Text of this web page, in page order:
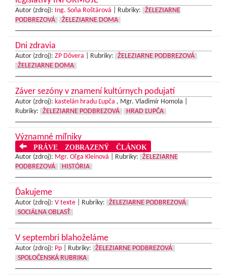
Autor (zdroj): Ing. Soňa Roštárová Rubriky:
ŽELEZIARNE
PODBREZOVÁ
ŽELEZIARNE DOMA
Dni zdravia
Autor (zdroj): ZP Dôvera Rubriky:
ŽELEZIARNE PODBREZOVÁ
ŽELEZIARNE DOMA
Záver sezóny v znamení kultúrnych podujatí
Autor (zdroj): kastelán hradu Ľupča , Mgr. Vladimír Homola |
Rubriky:
ŽELEZIARNE PODBREZOVÁ HRAD ĽUPČA
Významné míľniky
PRÁVE ZOBRAZENÝ ČLÁNOK
Autor (zdroj): Mgr. Oľga Kleinová Rubriky:
ŽELEZIARNE
PODBREZOVÁ
HISTÓRIA
Ďakujeme
Autor (zdroj): V texte Rubriky:
ŽELEZIARNE PODBREZOVÁ
SOCIÁLNA OBLASŤ
V septembri blahoželáme
Autor (zdroj): Pp Rubriky:
ŽELEZIARNE PODBREZOVÁ
SPOLOČENSKÁ RUBRIKA